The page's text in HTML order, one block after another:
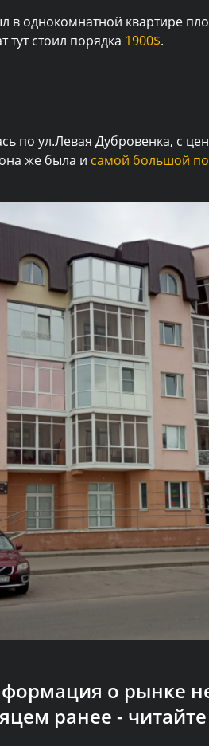
в однокомнатной квартире
тут стоил порядка 1900$.
по ул.Левая Дубровенка, с
же была и самой большой
о рынке
ранее -